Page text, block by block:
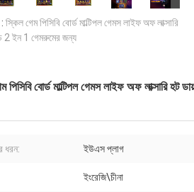
স্কিল গেম পিসিবি বোর্ড মাল্টিপল গেমস লাইফ অফ লাক্সারি
2 ইন 1 গেমরুমের জন্য
পিসিবি বোর্ড মাল্টিপল গেমস লাইফ অফ লাক্সারি হট
ধরন: ইউএস প্লাগ
ইংরেজি\চীনা